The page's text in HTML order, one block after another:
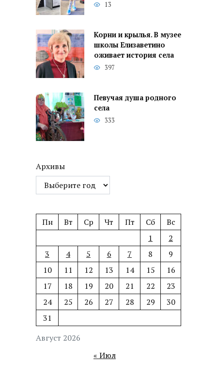
13
Корни и крылья. В музее
школы Елизаветино
оживает история села
397
Певучая душа родного
села
333
Архивы
Август 2026
Пн Вт Ср Чт Пт Сб
Вс
1
2
3
4 5 6 7 8
9
10
11 12 13 14 15
16
17
18 19 20 21 22
23
24
25 26 27 28 29
30
31
« Июл